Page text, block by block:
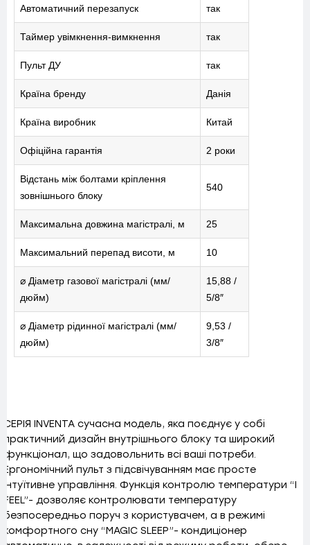
Автоматичний перезапуск так
Таймер увімкнення-вимкнення так
Пульт ДУ так
Країна бренду Данія
Країна виробник Китай
Офіційна гарантія 2 роки
Відстань між болтами кріплення
зовнішнього блоку
540
Максимальна довжина магістралі, м 25
Максимальний перепад висоти, м 10
⌀ Діаметр газової магістралі (мм/
дюйм)
15,88 /
5/8″
⌀ Діаметр рідинної магістралі (мм/
дюйм)
9,53 /
3/8″
СЕРІЯ INVENTA сучасна модель, яка поєднує у собі
практичний дизайн внутрішнього блоку та широкий
функціонал, що задовольнить всі ваші потреби.
Ергономічний пульт з підсвічуванням має просте
інтуїтивне управління. Функція контролю температури “I
FEEL”- дозволяє контролювати температуру
безпосередньо поруч з користувачем, а в режимі
комфортного сну “MAGIC SLEEP”- кондиціонер
ПРО НАС
СПІВПРАЦЯ
+38-097-845-12-79 +38-093-147-27-29